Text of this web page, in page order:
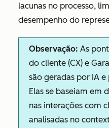
lacunas no processo,
desempenho do
Observação: As
do cliente (CX) e
são geradas por IA
Elas se baseiam em
nas interações com
analisadas no